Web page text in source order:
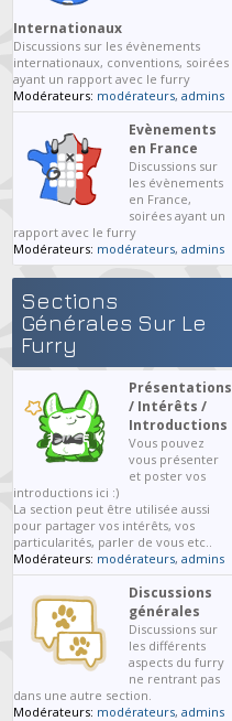
Internationaux
Discussions sur les évènements
internationaux, conventions, soirées
ayant un rapport avec le furry
Modérateurs: modérateurs,admins
Evènements
en France
Discussions sur
les évènements
en France,
soirées ayant un
rapport avec le furry
Modérateurs: modérateurs,admins
Sections
Générales Sur Le
Furry
Présentations
/ Intérêts /
Introductions
Vous pouvez
vous présenter
et poster vos
introductions ici :)
La section peut être utilisée aussi
pour partager vos intérêts, vos
particularités, parler de vous etc..
Modérateurs: modérateurs,admins
Discussions
générales
Discussions sur
les différents
aspects du furry
ne rentrant pas
dans une autre section.
Modérateurs: modérateurs,admins